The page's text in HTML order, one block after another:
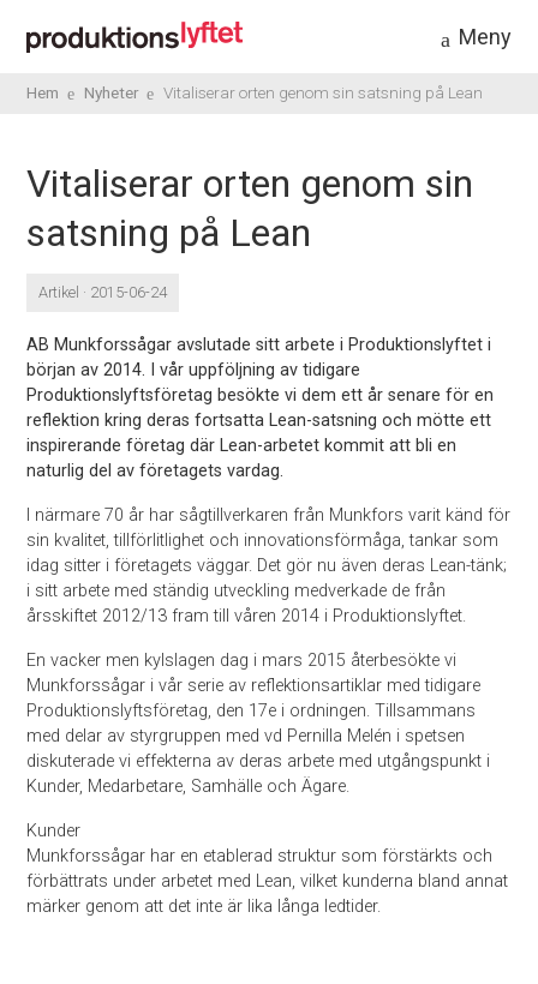
Meny
Hem Nyheter Vitaliserar orten genom sin satsning på Lean
Vitaliserar orten genom sin
satsning på Lean
Artikel · 2015-06-24
AB Munkforssågar avslutade sitt arbete i Produktionslyftet i
början av 2014. I vår uppföljning av tidigare
Produktionslyftsföretag besökte vi dem ett år senare för en
reflektion kring deras fortsatta Lean-satsning och mötte ett
inspirerande företag där Lean-arbetet kommit att bli en
naturlig del av företagets vardag.
I närmare 70 år har sågtillverkaren från Munkfors varit känd för
sin kvalitet, tillförlitlighet och innovationsförmåga, tankar som
idag sitter i företagets väggar. Det gör nu även deras Lean-tänk;
i sitt arbete med ständig utveckling medverkade de från
årsskiftet 2012/13 fram till våren 2014 i Produktionslyftet.
En vacker men kylslagen dag i mars 2015 återbesökte vi
Munkforssågar i vår serie av reflektionsartiklar med tidigare
Produktionslyftsföretag, den 17e i ordningen. Tillsammans
med delar av styrgruppen med vd Pernilla Melén i spetsen
diskuterade vi effekterna av deras arbete med utgångspunkt i
Kunder, Medarbetare, Samhälle och Ägare.
Kunder
Munkforssågar har en etablerad struktur som förstärkts och
förbättrats under arbetet med Lean, vilket kunderna bland annat
märker genom att det inte är lika långa ledtider.